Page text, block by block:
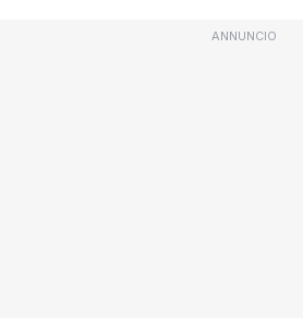
ANNUNCIO